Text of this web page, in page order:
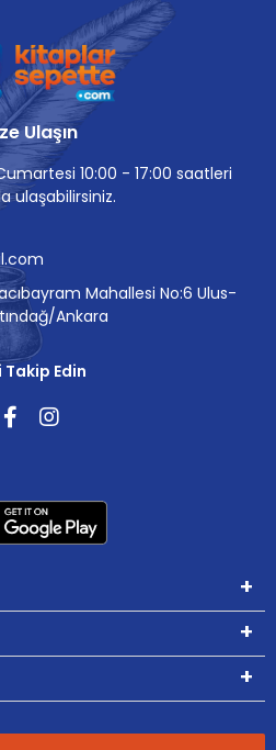
Ulaşın
10:00 - 17:00 saatleri
ulaşabilirsiniz.
Mahallesi No:6 Ulus-
Ankara
Takip Edin